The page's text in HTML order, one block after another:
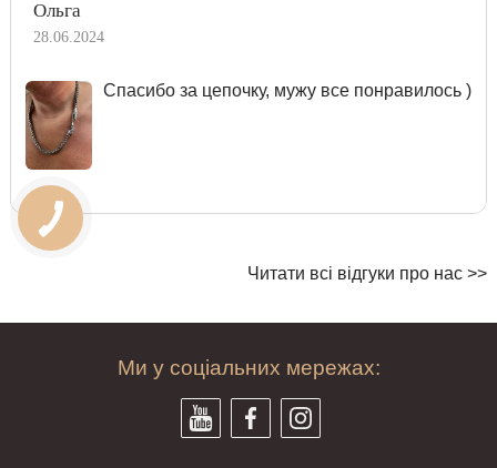
Ольга
28.06.2024
Спасибо за цепочку, мужу все понравилось )
Читати всі відгуки про нас >>
Ми у соціальних мережах: